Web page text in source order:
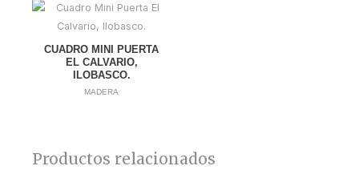
CUADRO MINI PUERTA
EL CALVARIO,
ILOBASCO.
MADERA
Productos relacionados